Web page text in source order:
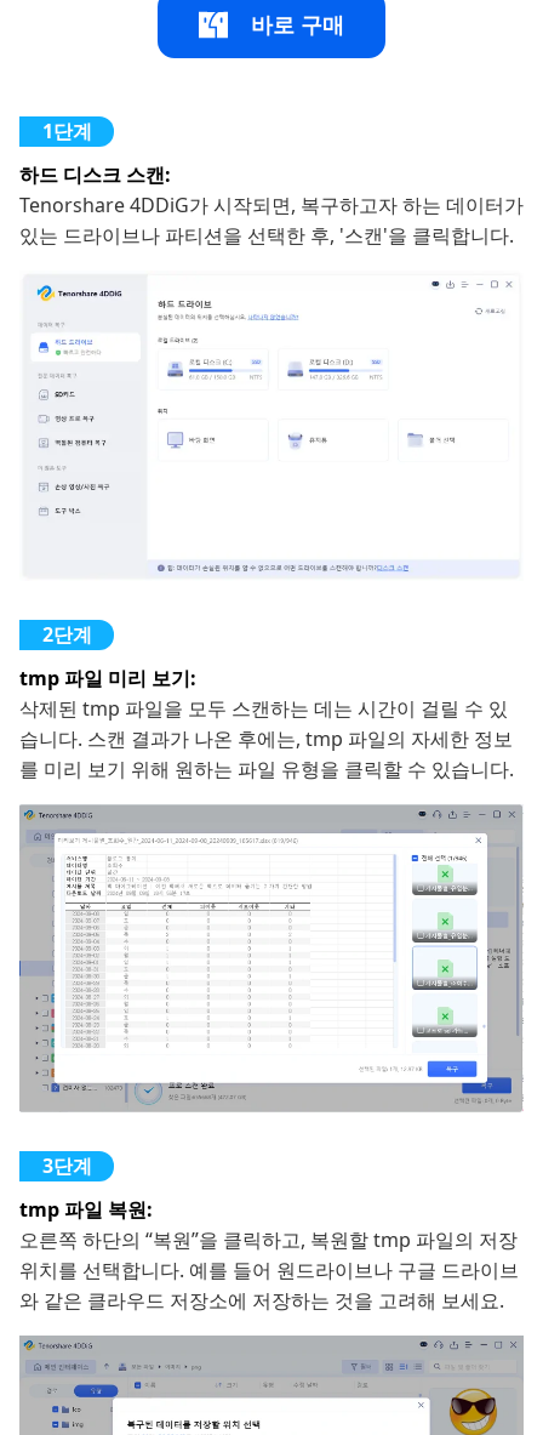
바로 구매
하드 디스크 스캔:
Tenorshare 4DDiG가 시작되면, 복구하고자 하는 데이터가
있는 드라이브나 파티션을 선택한 후, '스캔'을 클릭합니다.
tmp 파일 미리 보기:
삭제된 tmp 파일을 모두 스캔하는 데는 시간이 걸릴 수 있
습니다. 스캔 결과가 나온 후에는, tmp 파일의 자세한 정보
를 미리 보기 위해 원하는 파일 유형을 클릭할 수 있습니다.
tmp 파일 복원:
오른쪽 하단의 “복원”을 클릭하고, 복원할 tmp 파일의 저장
위치를 선택합니다. 예를 들어 원드라이브나 구글 드라이브
와 같은 클라우드 저장소에 저장하는 것을 고려해 보세요.